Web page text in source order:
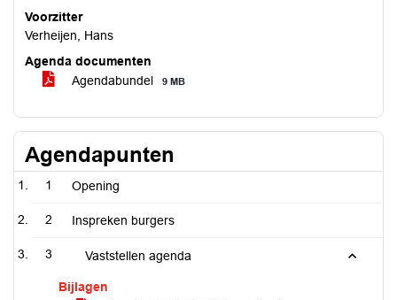
Voorzitter
Verheijen, Hans
Agenda documenten
Agendabundel
9 MB
Agendapunten
1 Opening
2 Inspreken burgers
3 Vaststellen agenda
Bijlagen